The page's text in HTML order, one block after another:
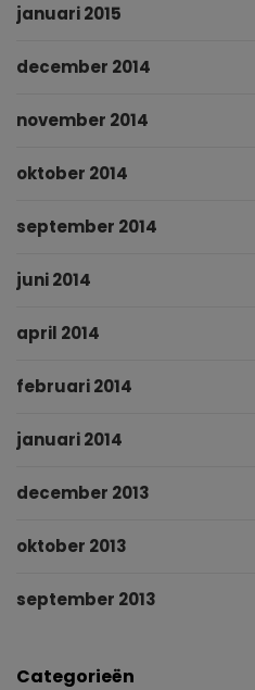
januari 2015
december 2014
november 2014
oktober 2014
september 2014
juni 2014
april 2014
februari 2014
januari 2014
december 2013
oktober 2013
september 2013
Categorieën